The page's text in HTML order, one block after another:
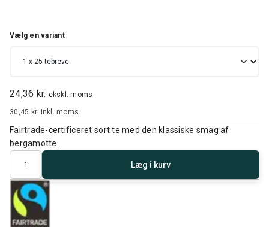
24,36 kr. ekskl. moms
30,45 kr. inkl. moms
Vælg en variant
Fairtrade-certificeret sort te med den klassiske smag af
bergamotte.
Antal
Læg i kurv